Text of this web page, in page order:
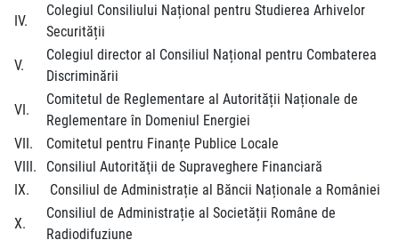
IV.
Colegiul Consiliului Național pentru Studierea Arhivelor
Securității
V.
Colegiul director al Consiliul Național pentru Combaterea
Discriminării
VI.
Comitetul de Reglementare al Autorității Naționale de
Reglementare în Domeniul Energiei
VII.
Comitetul pentru Finanțe Publice Locale
VIII.
Consiliul Autorităţii de Supraveghere Financiară
IX.
Consiliul de Administrație al Băncii Naționale a României
X.
Consiliul de Administrație al Societății Române de
Radiodifuziune